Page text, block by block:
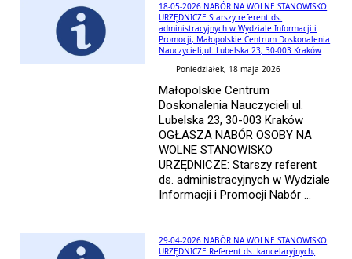
18-05-2026 NABÓR NA WOLNE STANOWISKO
URZĘDNICZE Starszy referent ds.
administracyjnych w Wydziale Informacji i
Promocji, Małopolskie Centrum Doskonalenia
Nauczycieli,ul. Lubelska 23, 30-003 Kraków
Poniedziałek, 18 maja 2026
Małopolskie Centrum
Doskonalenia Nauczycieli ul.
Lubelska 23, 30-003 Kraków
OGŁASZA NABÓR OSOBY NA
WOLNE STANOWISKO
URZĘDNICZE: Starszy referent
ds. administracyjnych w Wydziale
Informacji i Promocji Nabór ...
29-04-2026 NABÓR NA WOLNE STANOWISKO
URZĘDNICZE Referent ds. kancelaryjnych,